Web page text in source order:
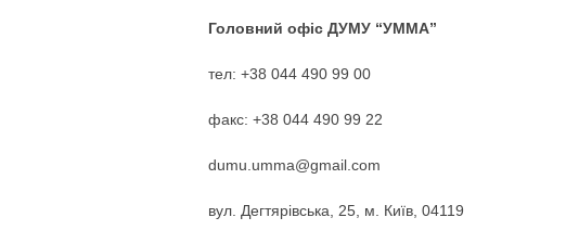
Головний офіс ДУМУ “УММА”
тел: +38 044 490 99 00
факс: +38 044 490 99 22
dumu.umma@gmail.com
вул. Дегтярівська, 25, м. Київ, 04119